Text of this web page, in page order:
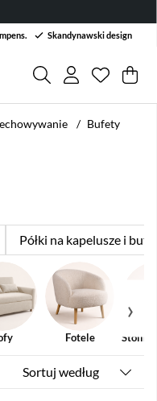
Skandynawski design
Lista
Liczba w
. .
Bufety
Półki na kapelusze i buty
Fotele Stoliki
Sortuj według